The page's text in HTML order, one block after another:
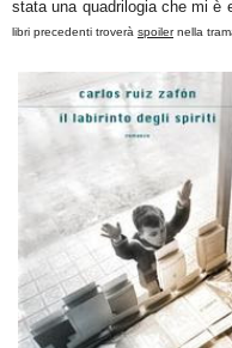
stata una quadrilogia che mi è
libri precedenti troverà spoilernella tr